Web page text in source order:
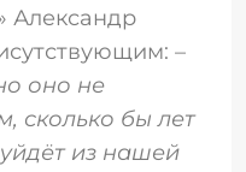
Александр
–
оно не
сколько бы лет
из нашей